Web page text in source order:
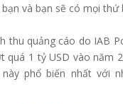
và bạn sẽ có mọi
thu quảng cáo do IAB
1 tỷ USD vào năm
phổ biến nhất với